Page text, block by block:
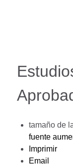
tamaño de
fuente
Imprimir
Email